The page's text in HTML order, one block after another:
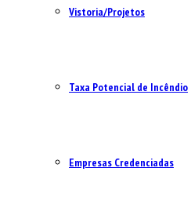
Vistoria/Projetos
Taxa Potencial de Incêndio
Empresas Credenciadas